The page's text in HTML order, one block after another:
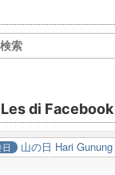
di Facebook
山の日 Hari Gunung